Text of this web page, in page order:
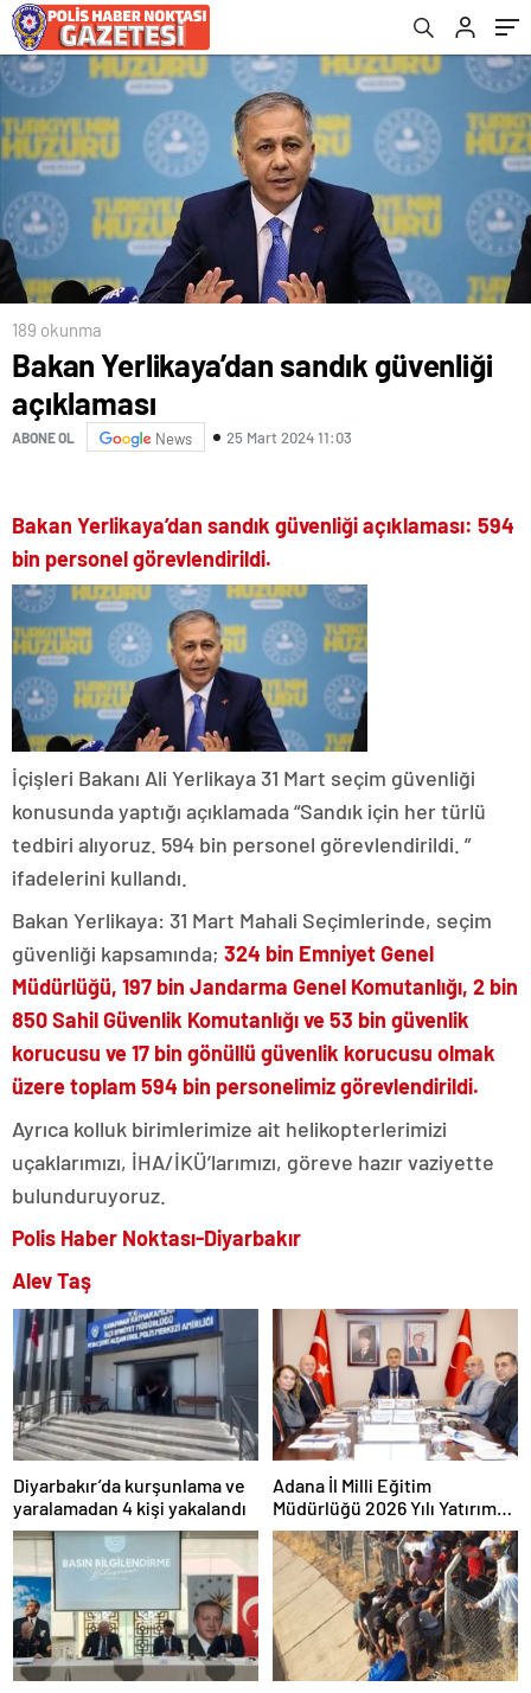
189 okunma
Bakan Yerlikaya’dan sandık güvenliği
açıklaması
ABONE OL News 25 Mart 2024 11:03
Bakan Yerlikaya’dan sandık güvenliği açıklaması: 594
bin personel görevlendirildi.
İçişleri Bakanı Ali Yerlikaya 31 Mart seçim güvenliği
konusunda yaptığı açıklamada “Sandık için her türlü
tedbiri alıyoruz. 594 bin personel görevlendirildi. ”
ifadelerini kullandı.
Bakan Yerlikaya: 31 Mart Mahali Seçimlerinde, seçim
güvenliği kapsamında; 324 bin Emniyet Genel
Müdürlüğü, 197 bin Jandarma Genel Komutanlığı, 2 bin
850 Sahil Güvenlik Komutanlığı ve 53 bin güvenlik
korucusu ve 17 bin gönüllü güvenlik korucusu olmak
üzere toplam 594 bin personelimiz görevlendirildi.
Ayrıca kolluk birimlerimize ait helikopterlerimizi
uçaklarımızı, İHA/İKÜ’larımızı, göreve hazır vaziyette
bulunduruyoruz.
Polis Haber Noktası-Diyarbakır
Alev Taş
Diyarbakır’da kurşunlama ve
yaralamadan 4 kişi yakalandı
Adana İl Milli Eğitim
Müdürlüğü 2026 Yılı Yatırım
Programı değerlendirildi